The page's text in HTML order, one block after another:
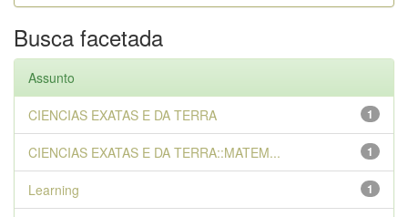
Busca facetada
Assunto
1
CIENCIAS EXATAS E DA TERRA
1
CIENCIAS EXATAS E DA TERRA::MATEM...
1
Learning